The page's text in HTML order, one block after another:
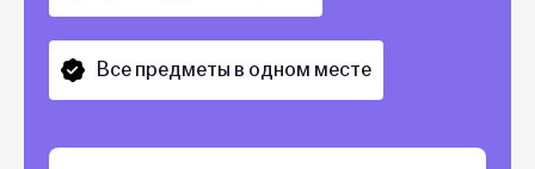
Все предметы в одном месте